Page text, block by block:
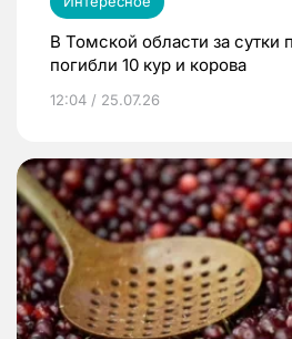
В Томской области за сутки
погибли 10 кур и корова
12:04 / 25.07.26